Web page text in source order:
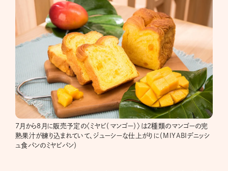
7月から8月に販売予定の〈ミヤビ（マンゴー）〉は2種類のマンゴーの完
熟果汁が練り込まれていて、ジューシーな仕上がりに（MIYABIデニッシ
ュ食パンのミヤビパン）